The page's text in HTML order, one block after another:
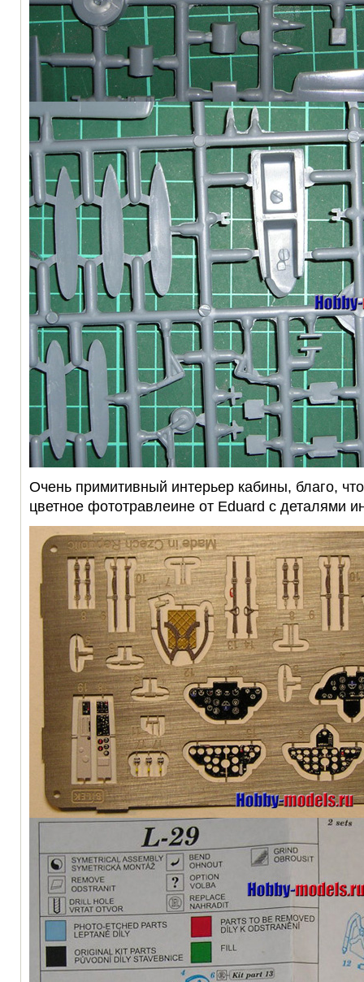
Очень примитивный интерьер кабины, благо,
цветное фототравлеине от Eduard с деталями